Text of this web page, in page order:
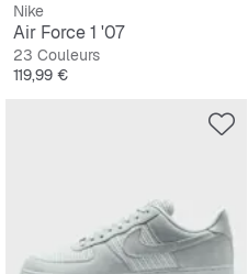
Nike
Air Force 1 '07
23 Couleurs
Prix
119,99 €